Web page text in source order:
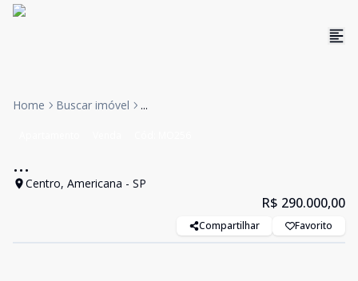
Home Buscar imóvel ...
...
Centro, Americana - SP
R$ 290.000,00
Compartilhar Favorito